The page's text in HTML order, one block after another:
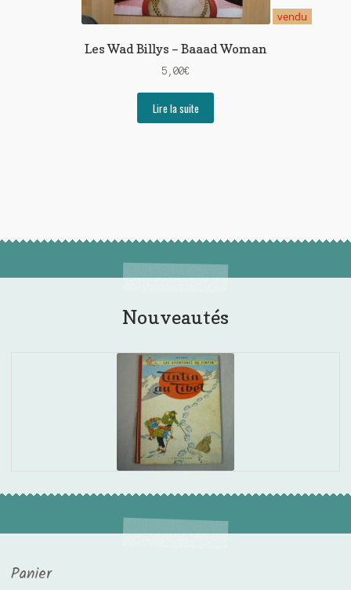
vendu
Les Wad Billys – Baaad Woman
5,00€
Lire la suite
Nouveautés
Panier